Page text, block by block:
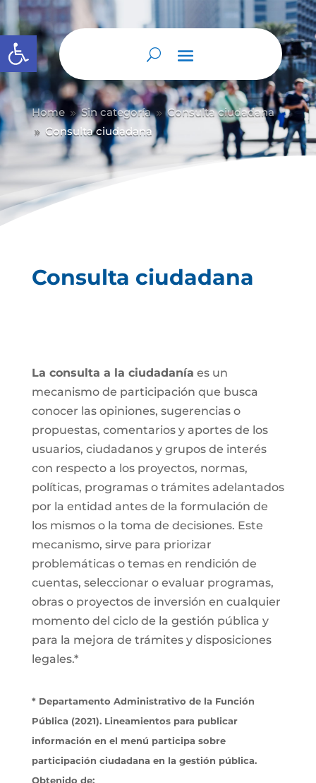
Abrir barra de herramientas
Home 9 Sin categoría 9 Consulta ciudadana
9 Consulta ciudadana
Consulta ciudadana
La consulta a la ciudadanía es un
mecanismo de participación que busca
conocer las opiniones, sugerencias o
propuestas, comentarios y aportes de los
usuarios, ciudadanos y grupos de interés
con respecto a los proyectos, normas,
políticas, programas o trámites adelantados
por la entidad antes de la formulación de
los mismos o la toma de decisiones. Este
mecanismo, sirve para priorizar
problemáticas o temas en rendición de
cuentas, seleccionar o evaluar programas,
obras o proyectos de inversión en cualquier
momento del ciclo de la gestión pública y
para la mejora de trámites y disposiciones
legales.*
* Departamento Administrativo de la Función
Pública (2021). Lineamientos para publicar
información en el menú participa sobre
participación ciudadana en la gestión pública.
Obtenido de: